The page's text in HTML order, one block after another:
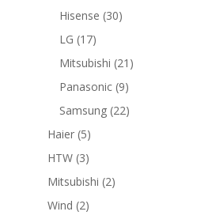
productos
Hisense 3030
LG 1717
productos
Mitsubishi 21 21
Panasonic 99
productos
Samsung 2222
Haier 55
productos
HTW 33
productos
Mitsubishi 22
Wind 22